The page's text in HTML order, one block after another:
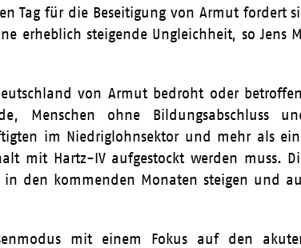
Tag für die Beseitigung von Armut fordert
erheblich steigende Ungleichheit, so Jens
von Armut bedroht oder
Menschen ohne Bildungsabschluss
im Niedriglohnsektor und mehr als
mit Hartz-IV aufgestockt werden muss.
den kommenden Monaten steigen und
mit einem Fokus auf den